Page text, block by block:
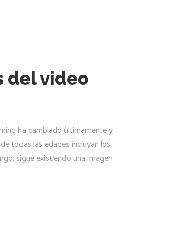
del video
ha cambiado últimamente y
todas las edades incluyan los
sigue existiendo una imagen